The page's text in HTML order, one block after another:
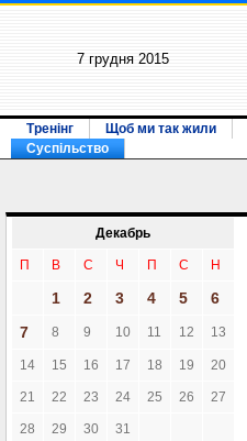
7 грудня 2015
Тренінг Щоб ми так жили
Суспільство
Декабрь
П В С Ч П С Н
1 2 3 4 5
6
7
8 9 10 11 12 13
14 15 16 17 18 19 20
21 22 23 24 25 26 27
28 29 30 31